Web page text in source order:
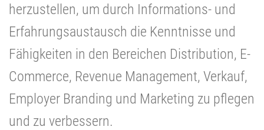
herzustellen, um durch Informations- und
Erfahrungsaustausch die Kenntnisse und
Fähigkeiten in den Bereichen Distribution, E-
Commerce, Revenue Management, Verkauf,
Employer Branding und Marketing zu pflegen
und zu verbessern.